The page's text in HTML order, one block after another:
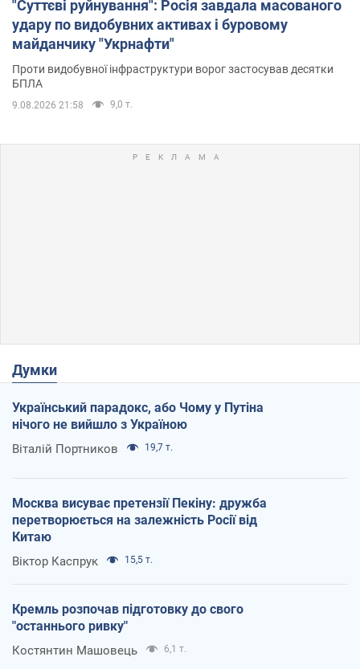
"Суттєві руйнування": Росія завдала масованого
удару по видобувних активах і буровому
майданчику "Укрнафти"
Проти видобувної інфраструктури ворог застосував десятки
БПЛА
9.08.2026 21:58 9,0 т.
Думки
Український парадокс, або Чому у Путіна
нічого не вийшло з Україною
Віталій Портников 19,7 т.
Москва висуває претензії Пекіну: дружба
перетворюється на залежність Росії від
Китаю
Віктор Каспрук 15,5 т.
Кремль розпочав підготовку до свого
"останнього ривку"
Костянтин Машовець 6,1 т.